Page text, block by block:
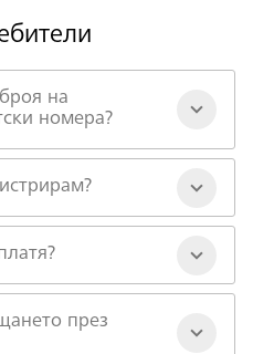
на
номера?
през